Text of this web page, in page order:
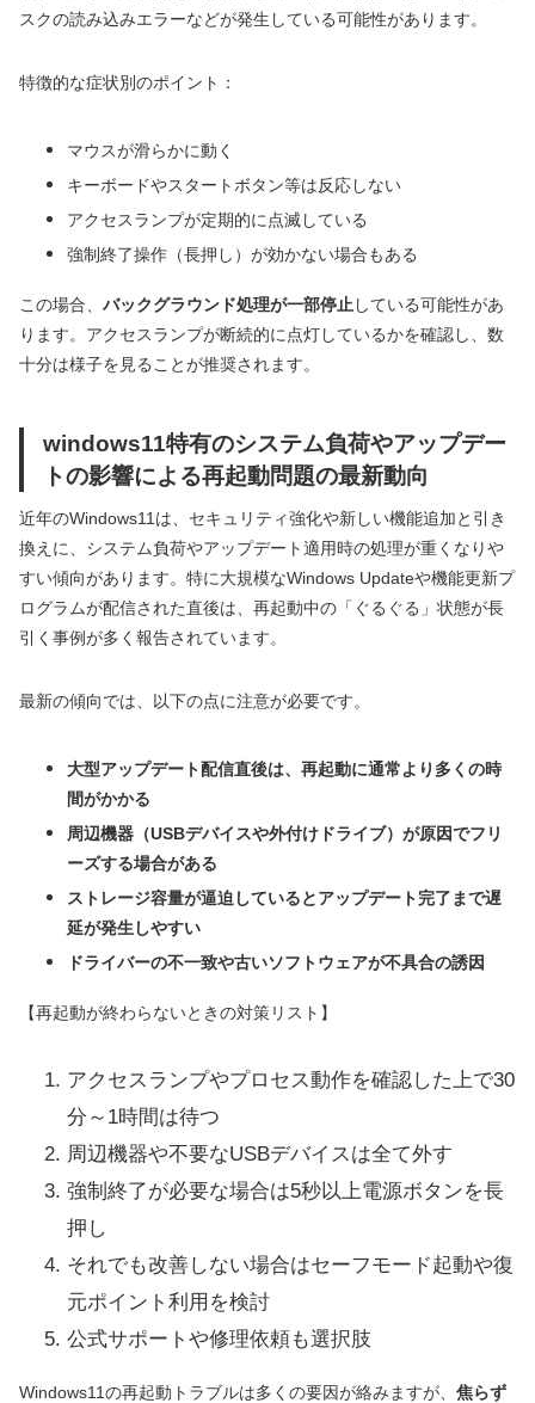
スクの読み込みエラーなどが発生している可能性があります。
特徴的な症状別のポイント：
マウスが滑らかに動く
キーボードやスタートボタン等は反応しない
アクセスランプが定期的に点滅している
強制終了操作（長押し）が効かない場合もある
この場合、 バックグラウンド処理が一部停止 している可能性があ
ります。アクセスランプが断続的に点灯しているかを確認し、数
十分は様子を見ることが推奨されます。
windows11特有のシステム負荷やアップデー
トの影響による再起動問題の最新動向
近年のWindows11は、セキュリティ強化や新しい機能追加と引き
換えに、システム負荷やアップデート適用時の処理が重くなりや
すい傾向があります。特に大規模なWindows Updateや機能更新プ
ログラムが配信された直後は、再起動中の「ぐるぐる」状態が長
引く事例が多く報告されています。
最新の傾向では、以下の点に注意が必要です。
大型アップデート配信直後は、再起動に通常より多くの時
間がかかる
周辺機器（USBデバイスや外付けドライブ）が原因でフリ
ーズする場合がある
ストレージ容量が逼迫しているとアップデート完了まで遅
延が発生しやすい
ドライバーの不一致や古いソフトウェアが不具合の誘因
【再起動が終わらないときの対策リスト】
アクセスランプやプロセス動作を確認した上で30
分～1時間は待つ
周辺機器や不要なUSBデバイスは全て外す
強制終了が必要な場合は5秒以上電源ボタンを長
押し
それでも改善しない場合はセーフモード起動や復
元ポイント利用を検討
公式サポートや修理依頼も選択肢
Windows11の再起動トラブルは多くの要因が絡みますが、 焦らず